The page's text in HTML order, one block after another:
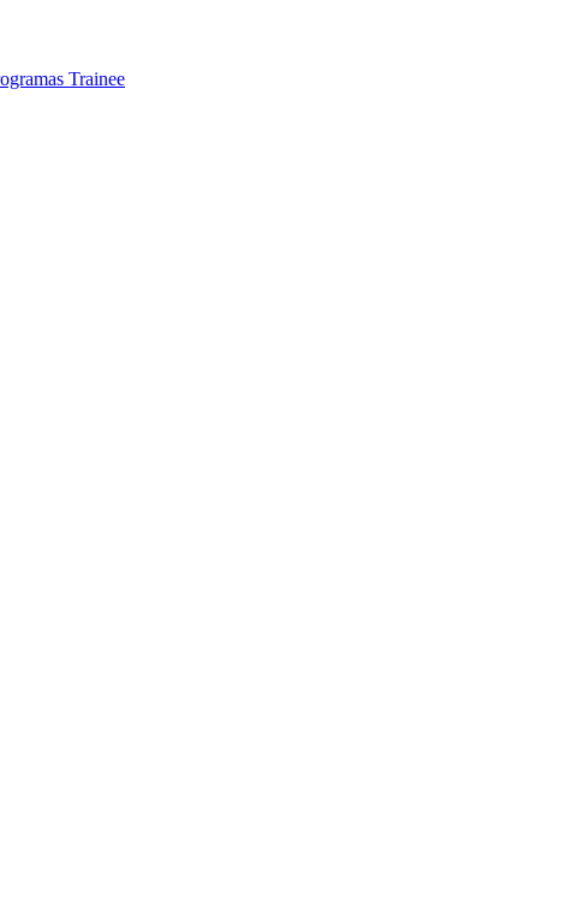
Trainee